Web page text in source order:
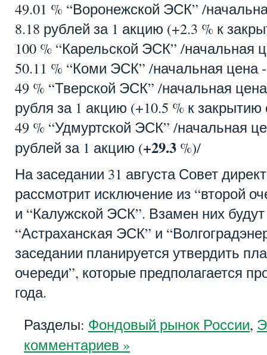
49.01 % “Воронежской ЭСК” /
8.18 рублей за 1 акцию (+2.3 % к
100 % “Карельской ЭСК” /начальная
50.11 % “Коми ЭСК” /начальная цена
49 % “Тверской ЭСК” /начальная
рубля за 1 акцию (+10.5 % к
49 % “Удмуртской ЭСК” /начальная
рублей за 1 акцию (+29.3 %)/
На заседании 31 августа Совет
рассмотрит исключение из “второй
и “Калужской ЭСК”. Взамен них
“Астраханская ЭСК” и
заседании планируется утвердить
очереди”, которые предполагается
года.
Разделы: Фондовый рынок России,
комментариев »